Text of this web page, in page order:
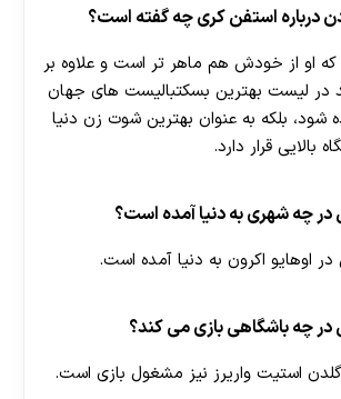
درباره استفن کری چه گفته است؟
او از خودش هم ماهر تر است و علاوه بر
در لیست بهترین بسکتبالیست های جهان
شود، بلکه به عنوان بهترین شوت زن دنیا
بالایی قرار دارد.
در چه شهری به دنیا آمده است؟
در اوهایو اکرون به دنیا آمده است.
در چه باشگاهی بازی می کند؟
گلدن استیت واریرز نیز مشغول بازی است.